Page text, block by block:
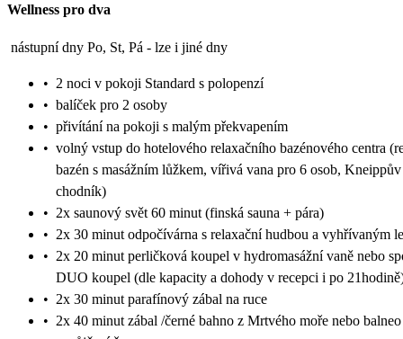
Wellness pro dva
nástupní dny Po, St, Pá - lze i jiné dny
• 2 noci v pokoji Standard s polopenzí
• balíček pro 2 osoby
• přivítání na pokoji s malým překvapením
• volný vstup do hotelového relaxačního bazénového centra
bazén s masážním lůžkem, vířivá vana pro 6 osob, Kneippův
chodník)
• 2x saunový svět 60 minut (finská sauna + pára)
• 2x 30 minut odpočívárna s relaxační hudbou a vyhřívaným
• 2x 20 minut perličková koupel v hydromasážní vaně nebo
DUO koupel (dle kapacity a dohody v recepci i po
• 2x 30 minut parafínový zábal na ruce
• 2x 40 minut zábal /černé bahno z Mrtvého moře nebo